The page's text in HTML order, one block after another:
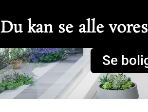
Du kan se alle
Se